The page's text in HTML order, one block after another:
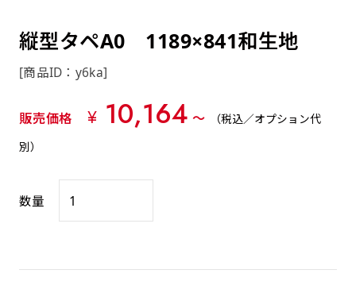
縦型タペA0 1189×841和生地
[商品ID：y6ka]
販売価格 ¥ 10,164 〜
（税込／オプション代
別）
数量
つくった、◯◯のぼり」の様に曖昧でも構い
リピート（要画像確認）［ +298円 ］
入稿（AI／PSD）
対応ファイル：AI／PSDファイル ］
する場合があります。
セル不可となります。
ショート(60x150)
場合はこちらがお勧めです。
ショート(150x60)
場合はこちらがお勧めです。
上下チチ
（上と下）
左右チチ
（左右） （上と左右）
チチ無し
（上と左右） （四辺にチチ）
ハトメ四隅
四辺補強
のぼり旗の四辺すべてを
補強縫製します
ポンジをやや厚くした生地です。ポンジと比
べると約2倍の厚みがあります。タペストリー
2本（3分割）の場合だと